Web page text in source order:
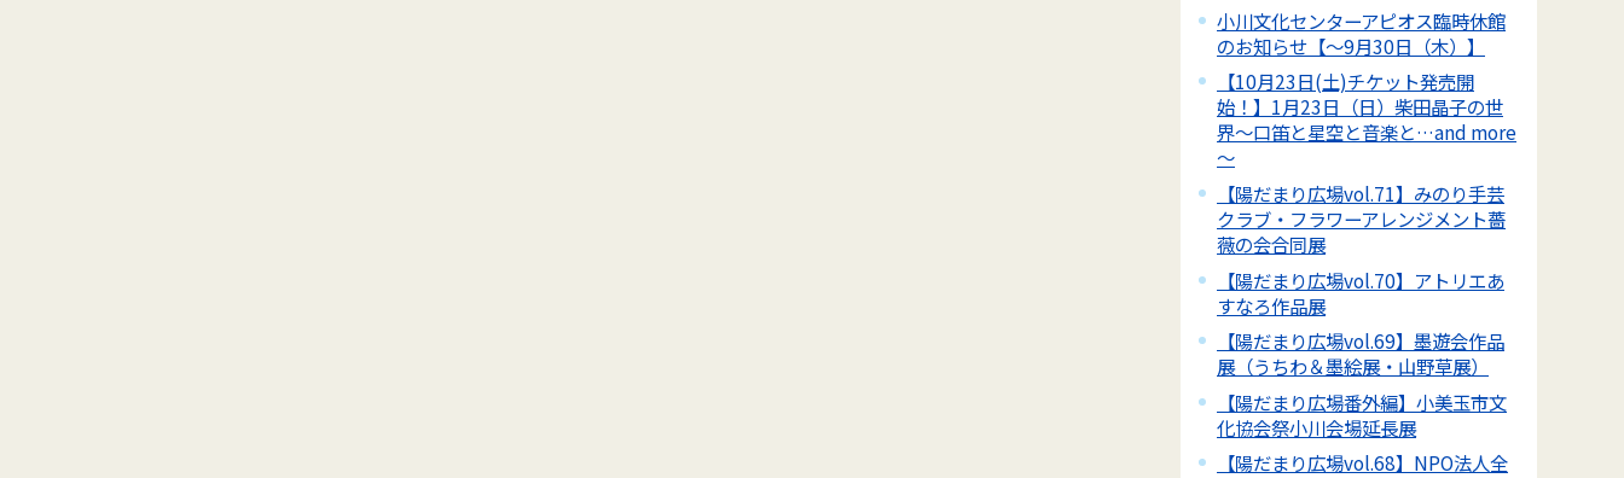
小川文化センターアピオス臨時休館
のお知らせ【～9月30日（木）】
【10月23日(土)チケット発売開
始！】1月23日（日）柴田晶子の世
界～口笛と星空と音楽と…and more
～
【陽だまり広場vol.71】みのり手芸
クラブ・フラワーアレンジメント薔
薇の会合同展
【陽だまり広場vol.70】アトリエあ
すなろ作品展
【陽だまり広場vol.69】墨遊会作品
展（うちわ＆墨絵展・山野草展）
【陽だまり広場番外編】小美玉市文
化協会祭小川会場延長展
【陽だまり広場vol.68】NPO法人全